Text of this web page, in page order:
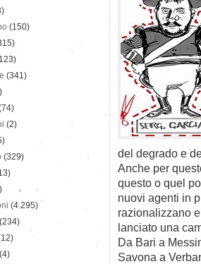
del degrado e
Anche per
questo o quel
nuovi agenti in
razionalizzano
lanciato una
Da Bari a
Savona a
(150)
(341)
(2)
(329)
(4.295)
(234)
(4)